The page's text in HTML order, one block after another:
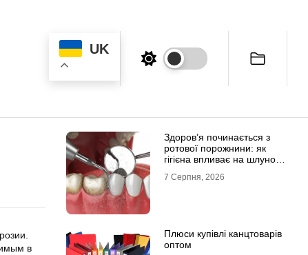
UK
в
Здоров’я починається з
ротової порожнини: як
гігієна впливає на шлунок
7 Серпня, 2026
Плюси купівлі канцтоварів
оптом